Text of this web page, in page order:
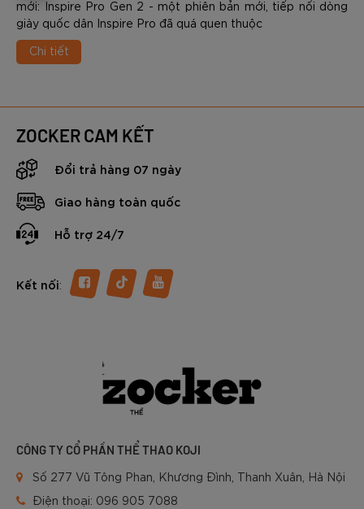
mới: Inspire Pro Gen 2 - một phiên bản mới, tiếp nối dòng
giày quốc dân Inspire Pro đã quá quen thuộc
Chi tiết
ZOCKER CAM KẾT
Đổi trả hàng 07 ngày
Giao hàng toàn quốc
Hỗ trợ 24/7
Kết nối:
CÔNG TY CỔ PHẦN THỂ THAO KOJI
Số 277 Vũ Tông Phan, Khương Đình, Thanh Xuân, Hà Nội
Điện thoại: 096 905 7088